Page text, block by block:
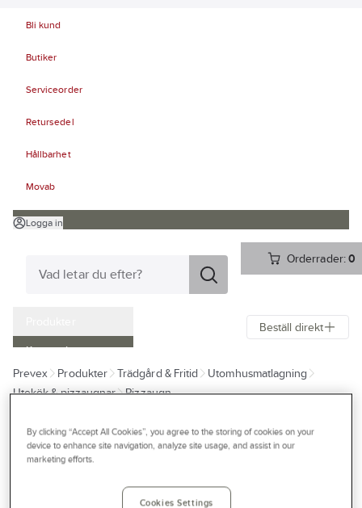
Bli kund
Butiker
Serviceorder
Retursedel
Hållbarhet
Movab
Logga in
Orderrader:0
Kampanjer
Outlet
Bli kund
Aktuellt
Beställ direkt
Prevex Produkter Trädgård & Fritid
Utomhusmatlagning
Utekök & pizzaugnar
Pizzaugn
MUURIKKA
Pizzaugn
gasol
By clicking “Accept All Cookies”, you agree to the storing of cookies on your
device to enhance site navigation, analyze site usage, and assist in our
marketing efforts.
Cookies Settings